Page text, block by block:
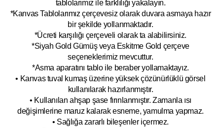
tablolarımız ile farklılığı yakalayın.
*Kanvas Tablolarımız çerçevesiz olarak duvara asmaya hazır
bir şekilde yollanmaktadır.
*Ücreti karşılığı çerçeveli olarak ta alabilirsiniz.
*Siyah Gold Gümüş veya Eskitme Gold çerçeve
seçeneklerimiz mevcuttur.
*Asma aparatını tablo ile beraber yollamaktayız.
• Kanvas tuval kumaş üzerine yüksek çözünürlüklü görsel
kullanılarak hazırlanmıştır.
• Kullanılan ahşap şase fırınlanmıştır. Zamanla ısı
değişimlerine maruz kalarak esneme, yamulma yapmaz.
• Sağlığa zararlı bileşenler içermez.